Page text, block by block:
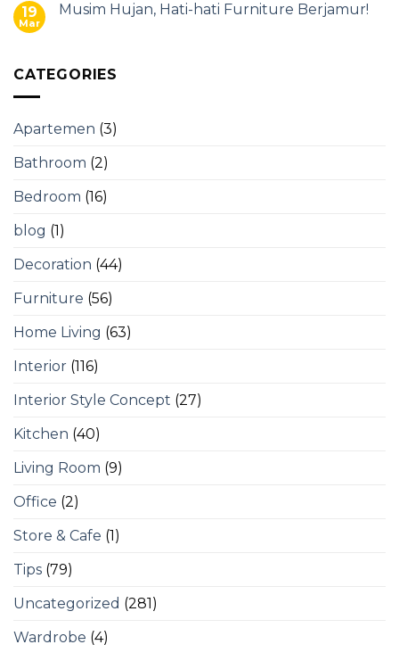
19
Mar
Musim Hujan, Hati-hati Furniture Berjamur!
CATEGORIES
Apartemen (3)
Bathroom (2)
Bedroom (16)
blog (1)
Decoration (44)
Furniture (56)
Home Living (63)
Interior (116)
Interior Style Concept (27)
Kitchen (40)
Living Room (9)
Office (2)
Store & Cafe (1)
Tips (79)
Uncategorized (281)
Wardrobe (4)